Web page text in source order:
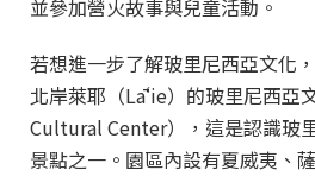
並參加營火故事與兒童活動。
若想進一步了解玻里尼西亞文化
北岸萊耶（Lāʻie）的玻里尼西亞
Cultural Center），這是認識玻
景點之一。園區內設有夏威夷、